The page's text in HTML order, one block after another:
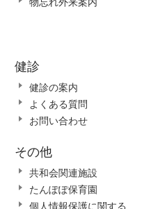
健診
健診の案内
よくある質問
お問い合わせ
その他
共和会関連施設
たんぽぽ保育園
個人情報保護に関する